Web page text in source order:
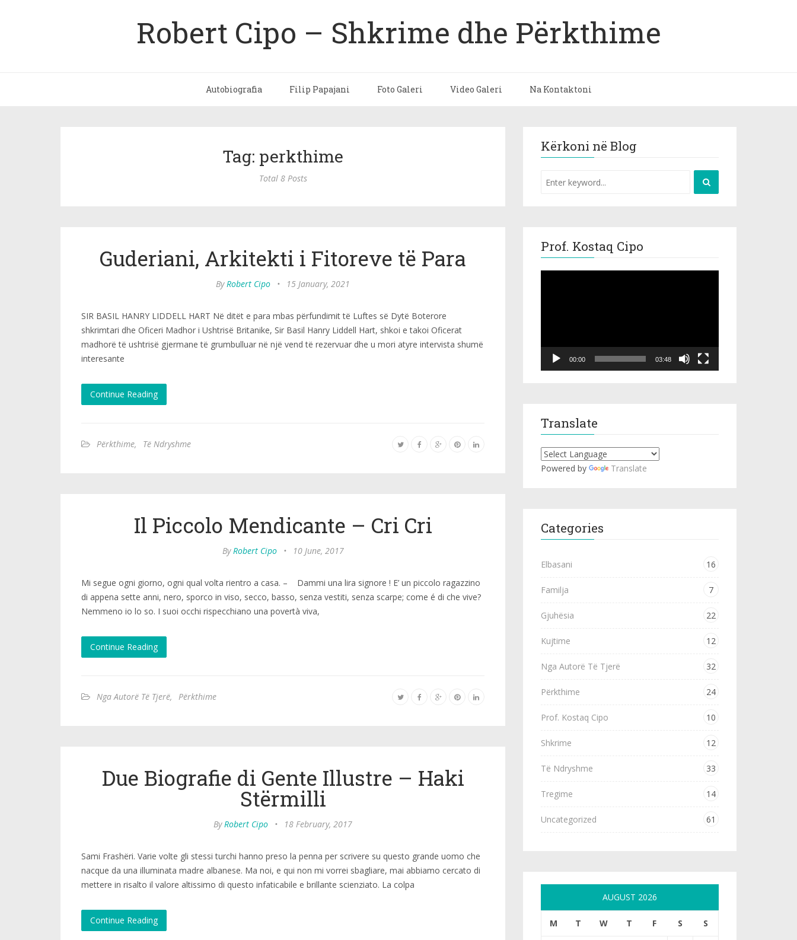
Robert Cipo – Shkrime dhe Përkthime
Autobiografia Filip Papajani Foto Galeri Video Galeri Na Kontaktoni
Tag: perkthime
Total 8 Posts
Guderiani, Arkitekti i Fitoreve të Para
ByRobert Cipo • 15 January, 2021
SIR BASIL HANRY LIDDELL HART Në ditët e para mbas përfundimit të Luftes së Dytë Boterore
shkrimtari dhe Oficeri Madhor i Ushtrisë Britanike, Sir Basil Hanry Liddell Hart, shkoi e takoi Oficerat
madhorë të ushtrisë gjermane të grumbulluar në një vend të rezervuar dhe u mori atyre intervista shumë
interesante
Continue Reading
Përkthime, Të Ndryshme
Il Piccolo Mendicante – Cri Cri
ByRobert Cipo • 10 June, 2017
Mi segue ogni giorno, ogni qual volta rientro a casa. – Dammi una lira signore ! E’ un piccolo ragazzino
di appena sette anni, nero, sporco in viso, secco, basso, senza vestiti, senza scarpe; come é di che vive?
Nemmeno io lo so. I suoi occhi rispecchiano una povertà viva,
Continue Reading
Nga Autorë Të Tjerë, Përkthime
Due Biografie di Gente Illustre – Haki
Stërmilli
ByRobert Cipo • 18 February, 2017
Sami Frashëri. Varie volte gli stessi turchi hanno preso la penna per scrivere su questo grande uomo che
nacque da una illuminata madre albanese. Ma noi, e qui non mi vorrei sbagliare, mai abbiamo cercato di
mettere in risalto il valore altissimo di questo infaticabile e brillante scienziato. La colpa
Continue Reading
Kërkoni në Blog
Prof. Kostaq Cipo
00:00 03:48
Translate
Powered by Translate
Categories
Elbasani 16
Familja 7
Gjuhësia 22
Kujtime 12
Nga Autorë Të Tjerë 32
Përkthime 24
Prof. Kostaq Cipo 10
Shkrime 12
Të Ndryshme 33
Tregime 14
Uncategorized 61
AUGUST 2026
M T W T F S S